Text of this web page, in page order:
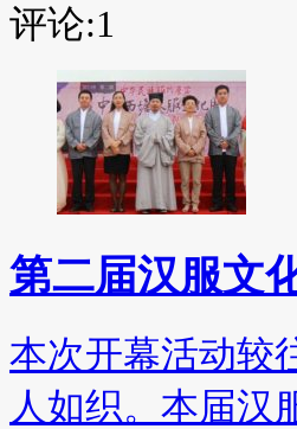
评论:1
第二届汉服文
本次开幕活动较
人如织。本届汉